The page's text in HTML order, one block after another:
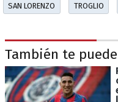
SAN LORENZO TROGLIO
También te